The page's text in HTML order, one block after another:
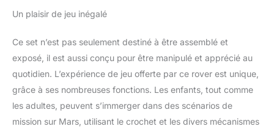
aiment les jouets sur le
thème de l’espace
Système de verrouillage
pour se connecter à
d’autres modèles – Grâce
au système de
verrouillage spécial, les
Un plaisir de jeu inégalé
Ce set n’est pas seulement destiné à être assemblé et
exposé, il est aussi conçu pour être manipulé et apprécié au
quotidien. L’expérience de jeu offerte par ce rover est unique,
grâce à ses nombreuses fonctions. Les enfants, tout comme
les adultes, peuvent s’immerger dans des scénarios de
mission sur Mars, utilisant le crochet et les divers mécanismes